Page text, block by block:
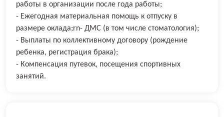
работы в организации после года работы;
- Ежегодная материальная помощь к отпуску в
размере оклада;rn- ДМС (в том числе стоматология);
- Выплаты по коллективному договору (рождение
ребенка, регистрация брака);
- Компенсация путевок, посещения спортивных
занятий.